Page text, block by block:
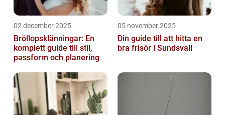
02 december 2025
Bröllopsklänningar: En
komplett guide till stil,
passform och planering
05 november 2025
Din guide till att hitta en
bra frisör i Sundsvall